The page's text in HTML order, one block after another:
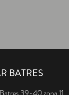
BATRES